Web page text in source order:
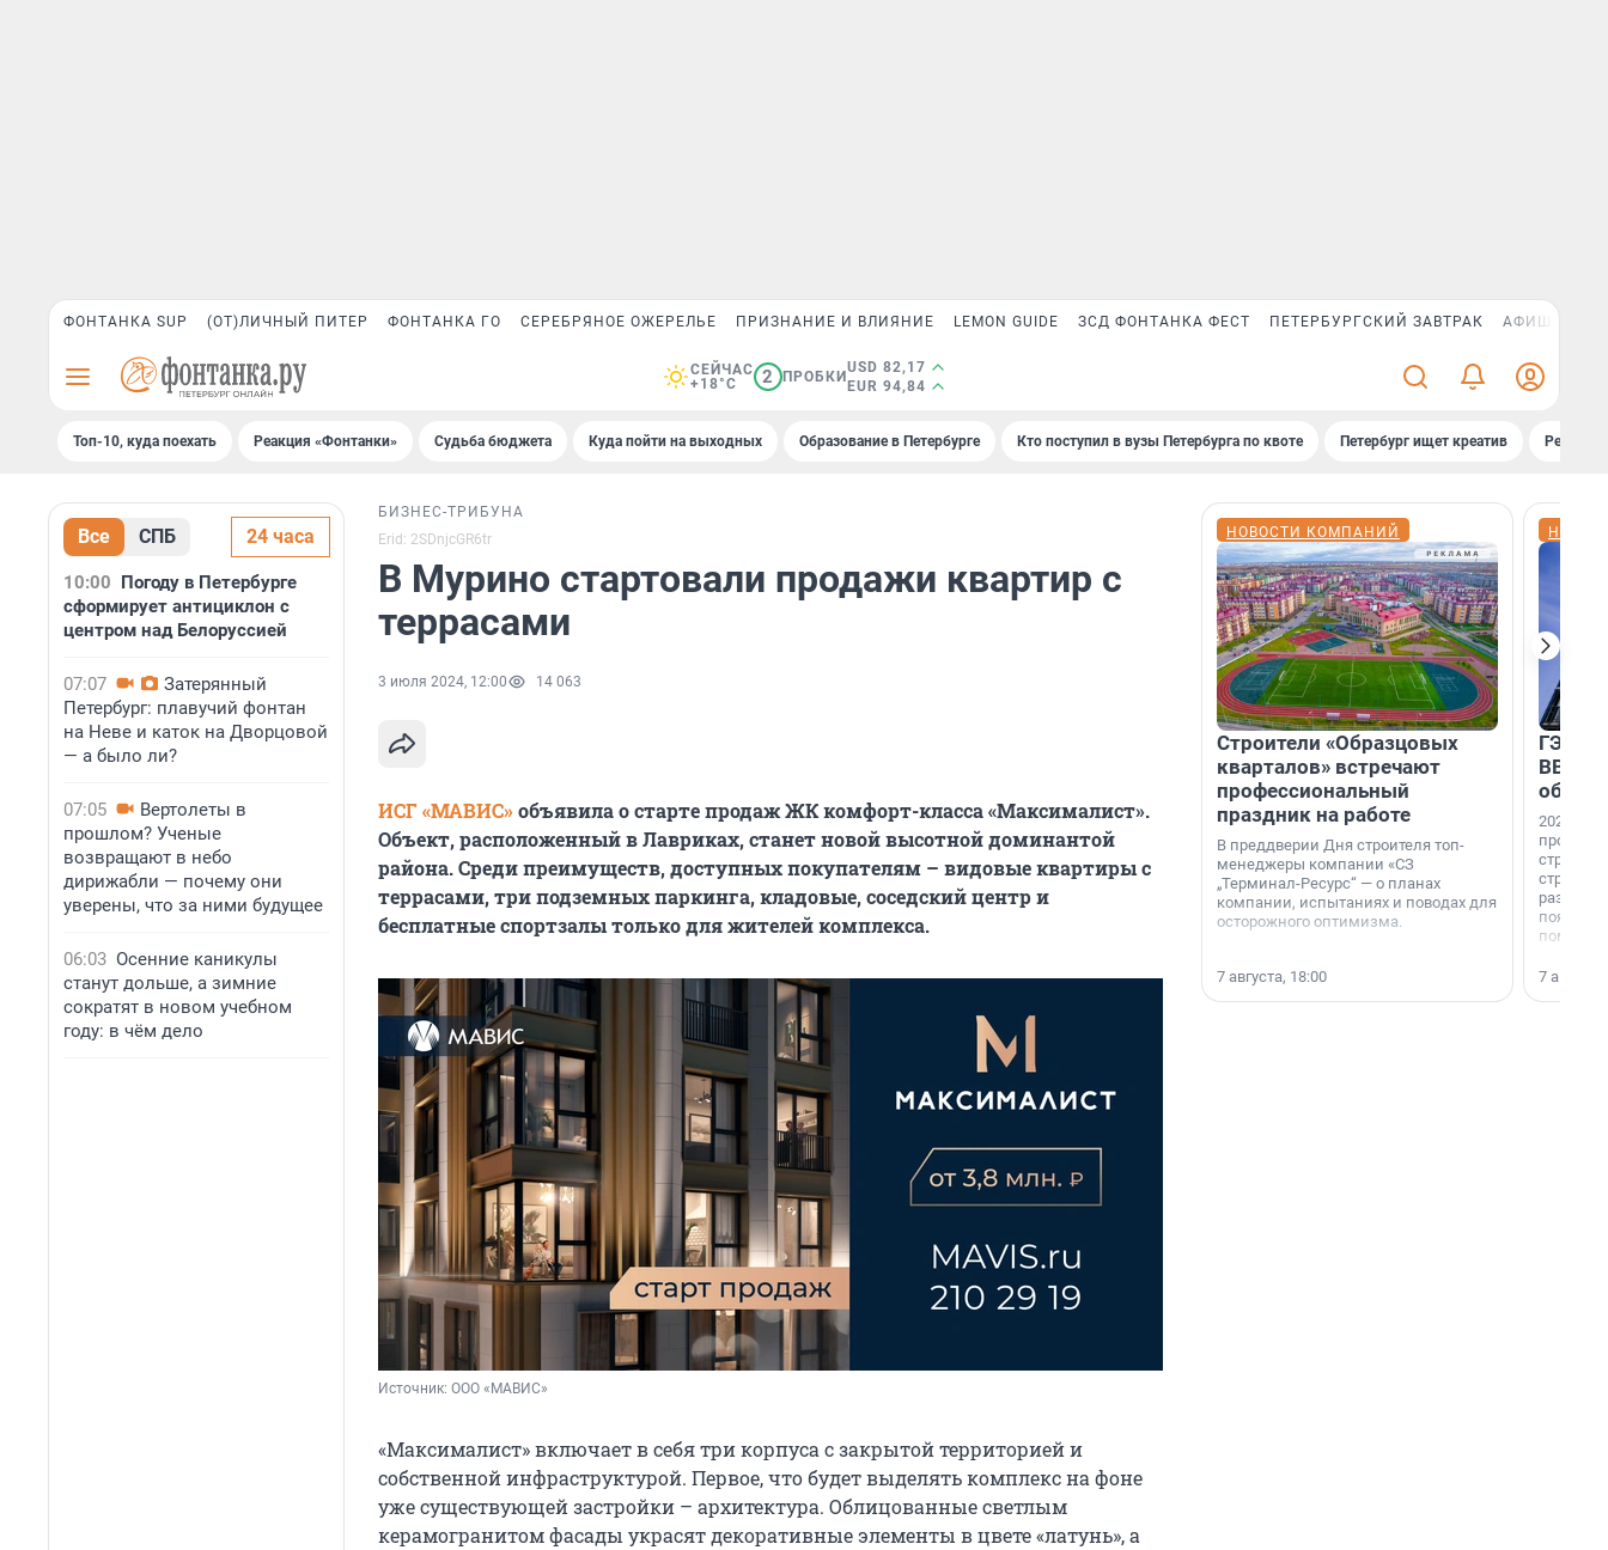
ФОНТАНКА SUP (ОТ)ЛИЧНЫЙ ПИТЕР ФОНТАНКА ГО СЕРЕБРЯНОЕ ОЖЕРЕЛЬЕ ПРИЗНАНИЕ И ВЛИЯНИЕ LEMON GUIDE ЗСД ФОНТАНКА ФЕСТ ПЕТЕРБУРГСКИЙ ЗАВТРАК АФИША PLUS
СЕЙЧАС
+18°C
2 ПРОБКИ
USD 82,17
EUR 94,84
Топ-10, куда поехать Реакция «Фонтанки» Судьба бюджета Куда пойти на выходных Образование в Петербурге Кто поступил в вузы Петербурга по квоте Петербург ищет креатив
Все СПБ 24 часа
10:00 Погоду в Петербурге
сформирует антициклон с
центром над Белоруссией
07:07
Затерянный
Петербург: плавучий фонтан
на Неве и каток на Дворцовой
— а было ли?
07:05
Вертолеты в
прошлом? Ученые
возвращают в небо
дирижабли — почему они
уверены, что за ними будущее
06:03 Осенние каникулы
станут дольше, а зимние
сократят в новом учебном
году: в чём дело
БИЗНЕС-ТРИБУНА
Erid: 2SDnjcGR6tr
В Мурино стартовали продажи квартир с
террасами
3 июля 2024, 12:00 14 063
ИСГ «МАВИС»объявила о старте продаж ЖК комфорт-класса «Максималист».
Объект, расположенный в Лавриках, станет новой высотной доминантой
района. Среди преимуществ, доступных покупателям – видовые квартиры с
террасами, три подземных паркинга, кладовые, соседский центр и
бесплатные спортзалы только для жителей комплекса.
Источник: ООО «МАВИС»
«Максималист» включает в себя три корпуса с закрытой территорией и
собственной инфраструктурой. Первое, что будет выделять комплекс на фоне
уже существующей застройки – архитектура. Облицованные светлым
керамогранитом фасады украсят декоративные элементы в цвете «латунь», а
НОВОСТИ КОМПАНИЙ
Строители «Образцовых
кварталов» встречают
профессиональный
праздник на работе
В преддверии Дня строителя топ-
менеджеры компании «СЗ
„Терминал-Ресурс“ — о планах
компании, испытаниях и поводах для
осторожного оптимизма.
7 августа, 18:00
ГЭС,
ВВП: в
об
2026-й —
раз. В
7